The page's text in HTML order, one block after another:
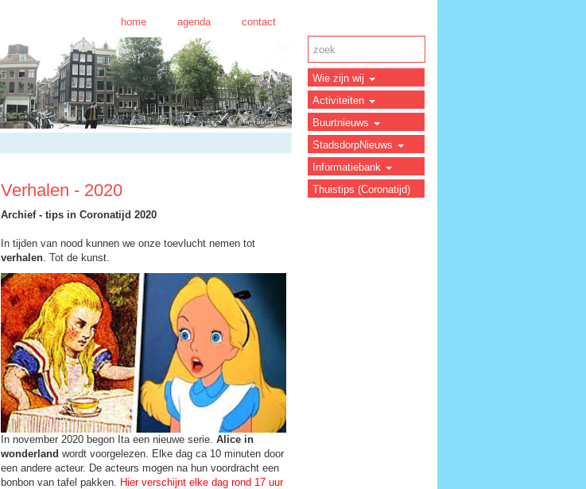
home agenda contact
Verhalen - 2020
Archief - tips in Coronatijd 2020
In tijden van nood kunnen we onze toevlucht nemen tot
verhalen. Tot de kunst.
In november 2020 begon Ita een nieuwe serie.Alice in
wonderland wordt voorgelezen. Elke dag ca 10 minuten door
een andere acteur. De acteurs mogen na hun voordracht een
bonbon van tafel pakken.
Hier verschijnt elke dag rond 17 uur
Wie zijn wij
Activiteiten
Buurtnieuws
StadsdorpNieuws
Informatiebank
Thuistips (Coronatijd)